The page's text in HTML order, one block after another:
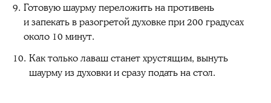
Готовую шаурму переложить на противень
и запекать в разогретой духовке при 200 градусах
около 10 минут.
Как только лаваш станет хрустящим, вынуть
шаурму из духовки и сразу подать на стол.